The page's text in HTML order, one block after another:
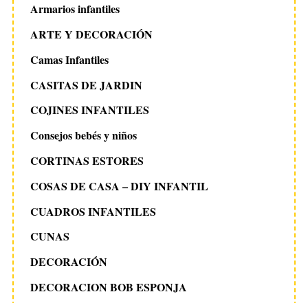
Armarios infantiles
ARTE Y DECORACIÓN
Camas Infantiles
CASITAS DE JARDIN
COJINES INFANTILES
Consejos bebés y niños
CORTINAS ESTORES
COSAS DE CASA – DIY INFANTIL
CUADROS INFANTILES
CUNAS
DECORACIÓN
DECORACION BOB ESPONJA